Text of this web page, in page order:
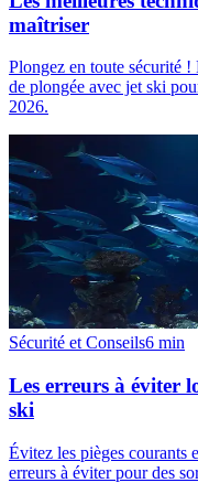
maîtriser
Plongez en toute sécurité
de plongée avec jet ski
2026.
Sécurité et Conseils6 min
Les erreurs à éviter
ski
Évitez les pièges courants
erreurs à éviter pour des